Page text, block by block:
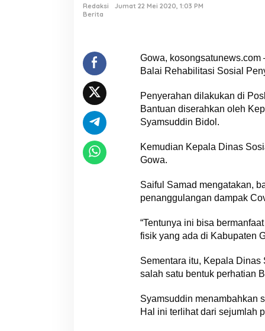
Redaksi
Jumat 22 Mei 2020, 1:03 PM
Berita
Gowa,
Balai Rehabilitasi Sosial
Penyerahan dilakukan di
Bantuan diserahkan oleh
Syamsuddin Bidol.
Kemudian Kepala Dinas
Gowa.
Saiful Samad mengatakan,
penanggulangan dampak
“Tentunya ini bisa
fisik yang ada di Kabupaten
Sementara itu, Kepala
salah satu bentuk perhatian
Syamsuddin menambahkan
Hal ini terlihat dari sejumlah